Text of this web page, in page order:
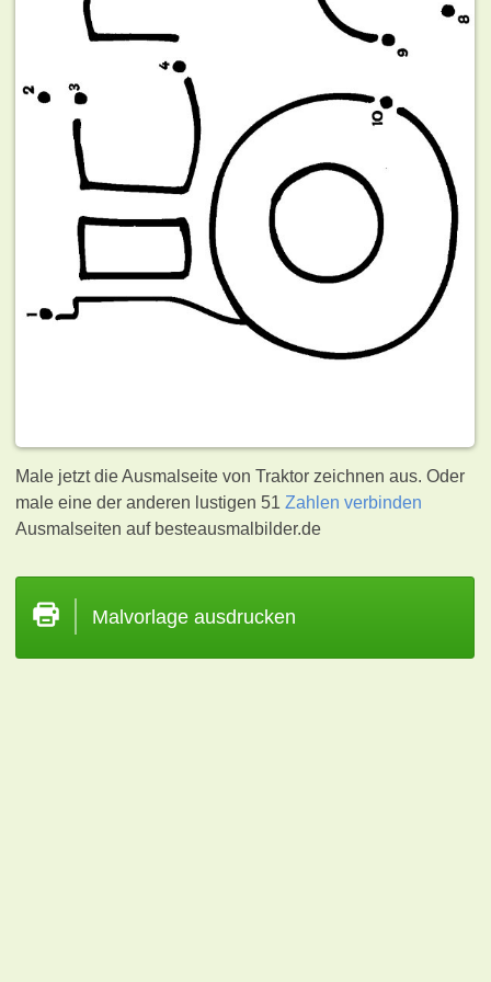
Male jetzt die Ausmalseite von Traktor zeichnen aus. Oder
male eine der anderen lustigen 51Zahlen verbinden
Ausmalseiten auf besteausmalbilder.de
Malvorlage ausdrucken